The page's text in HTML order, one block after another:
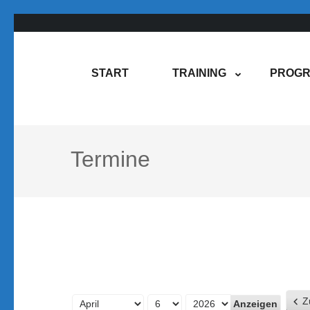
START TRAINING
Termine